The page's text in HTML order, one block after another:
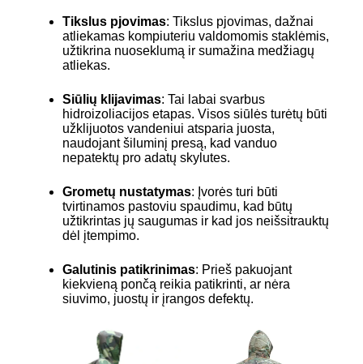
Tikslus pjovimas: Tikslus pjovimas, dažnai
atliekamas kompiuteriu valdomomis staklėmis,
užtikrina nuoseklumą ir sumažina medžiagų
atliekas.
Siūlių klijavimas: Tai labai svarbus
hidroizoliacijos etapas. Visos siūlės turėtų būti
užklijuotos vandeniui atsparia juosta,
naudojant šiluminį presą, kad vanduo
nepatektų pro adatų skylutes.
Grometų nustatymas: Įvorės turi būti
tvirtinamos pastoviu spaudimu, kad būtų
užtikrintas jų saugumas ir kad jos neišsitrauktų
dėl įtempimo.
Galutinis patikrinimas: Prieš pakuojant
kiekvieną pončą reikia patikrinti, ar nėra
siuvimo, juostų ir įrangos defektų.